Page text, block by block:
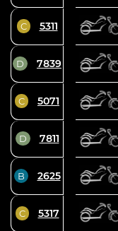
C 5311
D 7839
C 5071
D 7811
B 2625
C 5317